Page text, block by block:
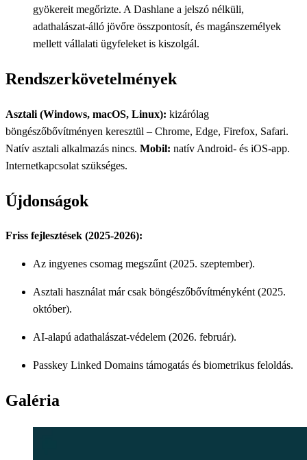
gyökereit megőrizte. A Dashlane a jelszó nélküli,
adathalászat-álló jövőre összpontosít, és magánszemélyek
mellett vállalati ügyfeleket is kiszolgál.
Rendszerkövetelmények
Asztali (Windows, macOS, Linux): kizárólag
böngészőbővítményen keresztül – Chrome, Edge, Firefox, Safari.
Natív asztali alkalmazás nincs. Mobil: natív Android- és iOS-app.
Internetkapcsolat szükséges.
Újdonságok
Friss fejlesztések (2025-2026):
Az ingyenes csomag megszűnt (2025. szeptember).
Asztali használat már csak böngészőbővítményként (2025.
október).
AI-alapú adathalászat-védelem (2026. február).
Passkey Linked Domains támogatás és biometrikus feloldás.
Galéria